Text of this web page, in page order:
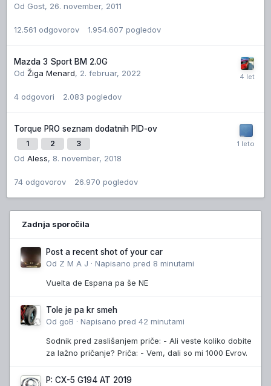
Od Gost, 26. november, 2011
12.561 odgovorov 1.954.607 pogledov
Mazda 3 Sport BM 2.0G
Od Žiga Menard, 2. februar, 2022
4 odgovori 2.083 pogledov
Torque PRO seznam dodatnih PID-ov
1 2 3
Od Aless, 8. november, 2018
74 odgovorov 26.970 pogledov
Zadnja sporočila
Post a recent shot of your car
Od Z M A J · Napisano pred 8 minutami
Vuelta de Espana pa še NE
Tole je pa kr smeh
Od goB · Napisano pred 42 minutami
Sodnik pred zaslišanjem priče: - Ali veste koliko dobite
za lažno pričanje? Priča: - Vem, dali so mi 1000 Evrov.
P: CX-5 G194 AT 2019